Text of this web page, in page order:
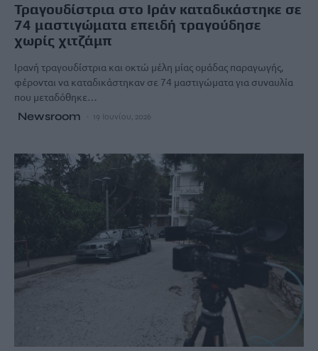
Τραγουδίστρια στο Ιράν καταδικάστηκε σε
74 μαστιγώματα επειδή τραγούδησε
χωρίς χιτζάμπ
Ιρανή τραγουδίστρια και οκτώ μέλη μίας ομάδας παραγωγής,
φέρονται να καταδικάστηκαν σε 74 μαστιγώματα για συναυλία
που μεταδόθηκε…
Newsroom 19 Ιουνίου, 2026